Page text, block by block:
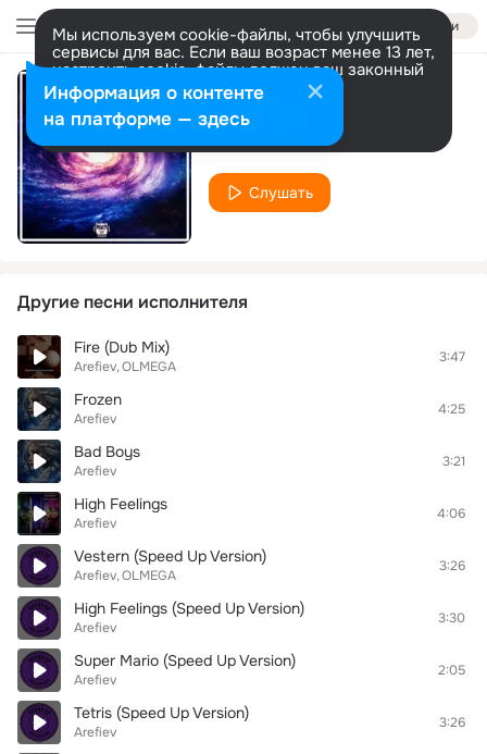
Войти
Мы используем cookie-файлы, чтобы улучшить
сервисы для вас. Если ваш возраст менее 13 лет,
настроить cookie-файлы должен ваш законный
представитель. Больше информации
Разрешить все Настроить
Super Mario
Arefiev
Слушать
Другие песни исполнителя
Fire (Dub Mix)
Arefiev OLMEGA
3:47
Frozen
Arefiev
4:25
Bad Boys
Arefiev
3:21
High Feelings
Arefiev
4:06
Vestern (Speed Up Version)
Arefiev OLMEGA
3:26
High Feelings (Speed Up Version)
Arefiev
3:30
Super Mario (Speed Up Version)
Arefiev
2:05
Tetris (Speed Up Version)
Arefiev
3:26
Информация о контенте
на платформе — здесь